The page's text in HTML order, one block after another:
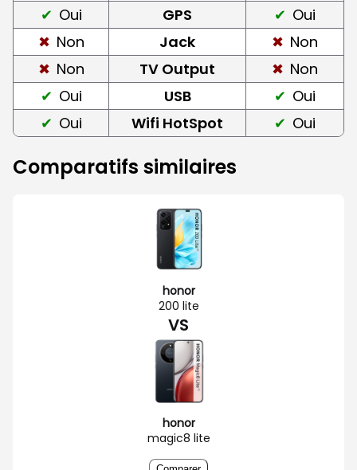
Oui
GPS
Oui
Non
Jack
Non
Non
TV Output
Non
Oui
USB
Oui
Oui
Wifi HotSpot Oui
Comparatifs similaires
honor
200 lite
VS
honor
magic8 lite